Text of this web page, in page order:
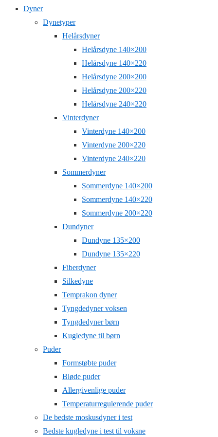
Dyner
Dynetyper
Helårsdyner
Helårsdyne 140×200
Helårsdyne 140×220
Helårsdyne 200×200
Helårsdyne 200×220
Helårsdyne 240×220
Vinterdyner
Vinterdyne 140×200
Vinterdyne 200×220
Vinterdyne 240×220
Sommerdyner
Sommerdyne 140×200
Sommerdyne 140×220
Sommerdyne 200×220
Dundyner
Dundyne 135×200
Dundyne 135×220
Fiberdyner
Silkedyne
Temprakon dyner
Tyngdedyner voksen
Tyngdedyner børn
Kugledyne til børn
Puder
Formstøbte puder
Bløde puder
Allergivenlige puder
Temperaturregulerende puder
De bedste moskusdyner i test
Bedste kugledyne i test til voksne